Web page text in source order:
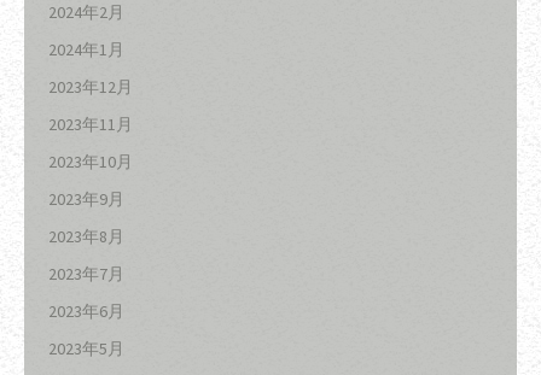
2024年2月
2024年1月
2023年12月
2023年11月
2023年10月
2023年9月
2023年8月
2023年7月
2023年6月
2023年5月